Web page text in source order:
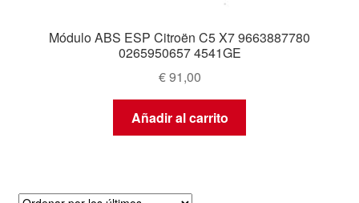
Módulo ABS ESP Citroën C5 X7 9663887780
0265950657 4541GE
€91,00
Añadir al carrito